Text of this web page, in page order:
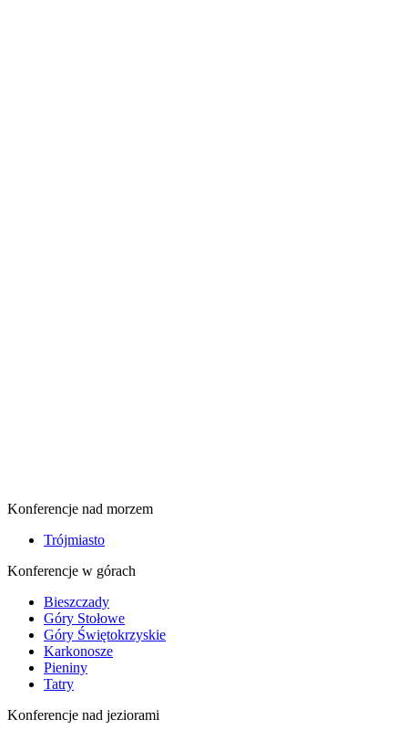
Konferencje nad morzem
Trójmiasto
Konferencje w górach
Bieszczady
Góry Stołowe
Góry Świętokrzyskie
Karkonosze
Pieniny
Tatry
Konferencje nad jeziorami